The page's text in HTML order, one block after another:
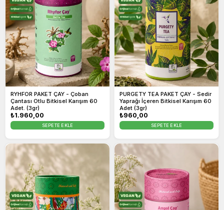
RYHFOR PAKET ÇAY - Çoban
Çantası Otlu Bitkisel Karışım 60
Adet. (3gr)
Normal
fiyat
₺1.960,00
SEPETE EKLE
PURGETY TEA PAKET ÇAY - Sedir
Yaprağı İçeren Bitkisel Karışım 60
Adet (3gr)
Normal
fiyat
₺960,00
SEPETE EKLE